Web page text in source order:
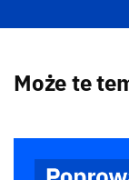
Może te